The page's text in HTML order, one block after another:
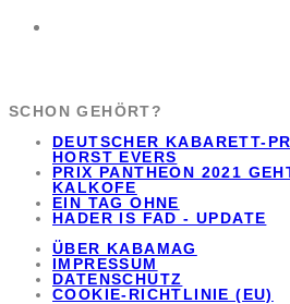
SCHON GEHÖRT?
DEUTSCHER KABARETT-
HORST EVERS
PRIX PANTHEON 2021
KALKOFE
EIN TAG OHNE
HADER IS FAD - UPDATE
ÜBER KABAMAG
IMPRESSUM
DATENSCHUTZ
COOKIE-RICHTLINIE (EU)